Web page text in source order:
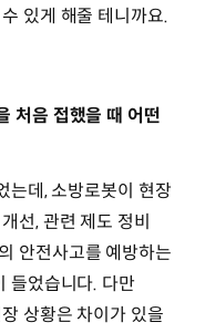
있게 해줄 테니까요.
처음 접했을 때 어떤
는데, 소방로봇이 현장
선, 관련 제도 정비
안전사고를 예방하는
들었습니다. 다만
상황은 차이가 있을